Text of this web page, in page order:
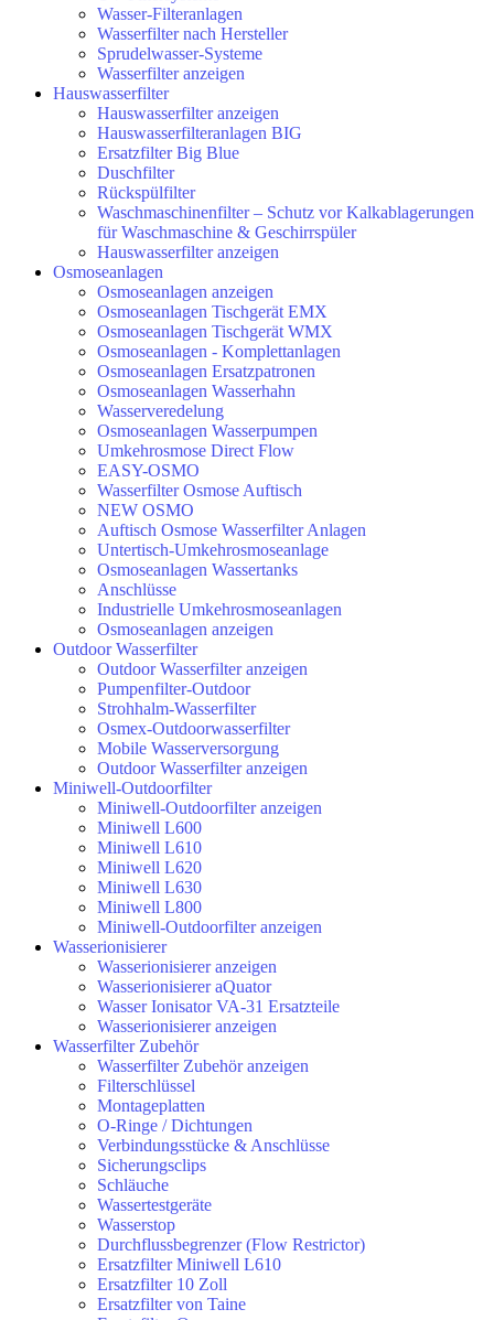
Wasser-Filteranlagen
Wasserfilter nach Hersteller
Sprudelwasser-Systeme
Wasserfilter anzeigen
Hauswasserfilter
Hauswasserfilter anzeigen
Hauswasserfilteranlagen BIG
Ersatzfilter Big Blue
Duschfilter
Rückspülfilter
Waschmaschinenfilter – Schutz vor Kalkablagerungen
für Waschmaschine & Geschirrspüler
Hauswasserfilter anzeigen
Osmoseanlagen
Osmoseanlagen anzeigen
Osmoseanlagen Tischgerät EMX
Osmoseanlagen Tischgerät WMX
Osmoseanlagen - Komplettanlagen
Osmoseanlagen Ersatzpatronen
Osmoseanlagen Wasserhahn
Wasserveredelung
Osmoseanlagen Wasserpumpen
Umkehrosmose Direct Flow
EASY-OSMO
Wasserfilter Osmose Auftisch
NEW OSMO
Auftisch Osmose Wasserfilter Anlagen
Untertisch-Umkehrosmoseanlage
Osmoseanlagen Wassertanks
Anschlüsse
Industrielle Umkehrosmoseanlagen
Osmoseanlagen anzeigen
Outdoor Wasserfilter
Outdoor Wasserfilter anzeigen
Pumpenfilter-Outdoor
Strohhalm-Wasserfilter
Osmex-Outdoorwasserfilter
Mobile Wasserversorgung
Outdoor Wasserfilter anzeigen
Miniwell-Outdoorfilter
Miniwell-Outdoorfilter anzeigen
Miniwell L600
Miniwell L610
Miniwell L620
Miniwell L630
Miniwell L800
Miniwell-Outdoorfilter anzeigen
Wasserionisierer
Wasserionisierer anzeigen
Wasserionisierer aQuator
Wasser Ionisator VA-31 Ersatzteile
Wasserionisierer anzeigen
Wasserfilter Zubehör
Wasserfilter Zubehör anzeigen
Filterschlüssel
Montageplatten
O-Ringe / Dichtungen
Verbindungsstücke & Anschlüsse
Sicherungsclips
Schläuche
Wassertestgeräte
Wasserstop
Durchflussbegrenzer (Flow Restrictor)
Ersatzfilter Miniwell L610
Ersatzfilter 10 Zoll
Ersatzfilter von Taine